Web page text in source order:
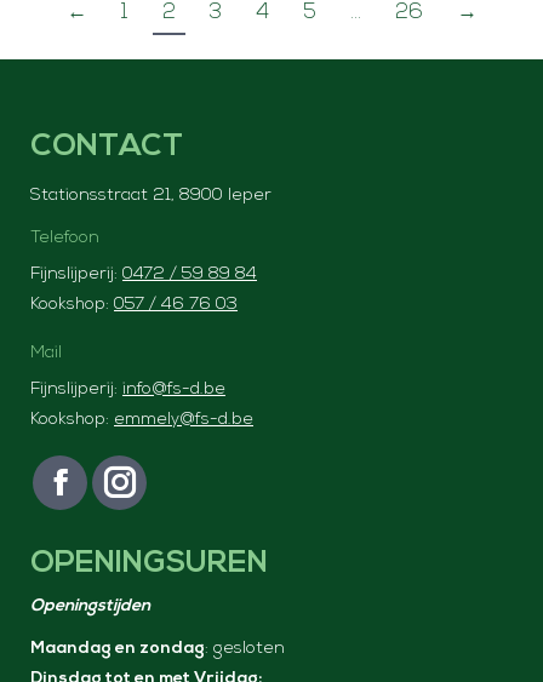
← 1 2 3 4 5 … 26 →
CONTACT
Stationsstraat 21, 8900 Ieper
Telefoon
Fijnslijperij: 0472 / 59 89 84
Kookshop: 057 / 46 76 03
Mail
Fijnslijperij: info@fs-d.be
Kookshop: emmely@fs-d.be
Vind ons op:
F
c
o
I
g
OPENINGSUREN
Openingstijden
Maandag en zondag: gesloten